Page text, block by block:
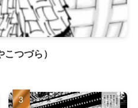
つづら）